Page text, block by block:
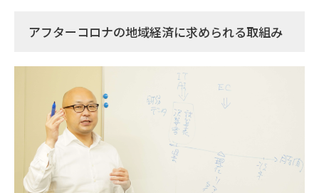
アフターコロナの地域経済に求められる取組み